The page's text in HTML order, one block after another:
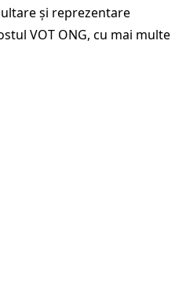
și reprezentare
VOT ONG, cu mai multe